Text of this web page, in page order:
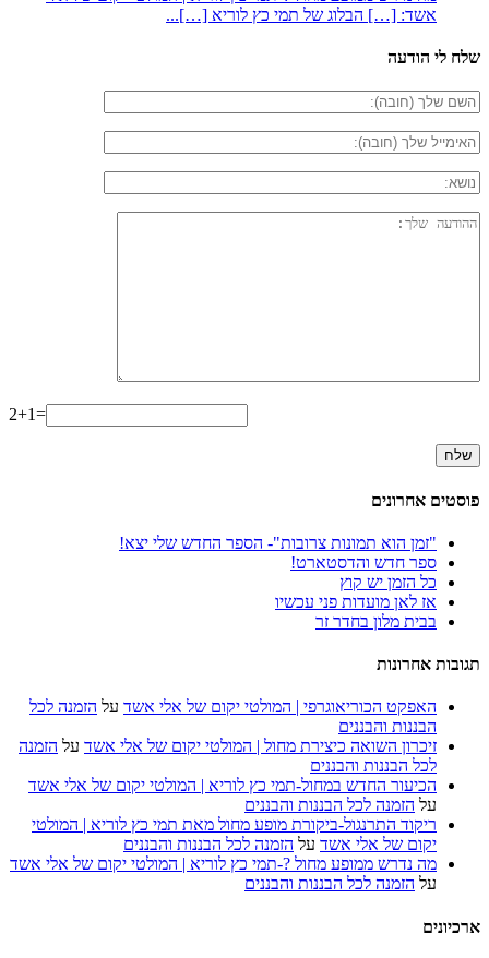
אשד: […] הבלוג של תמי כץ לוריא […]...
שלח לי הודעה
2+1=
פוסטים אחרונים
"זמן הוא תמונות צרובות"- הספר החדש שלי יצא!
ספר חדש והדסטארט!
כל הזמן יש קוץ
אז לאן מועדות פני עכשיו
בבית מלון בחדר זר
תגובות אחרונות
האפקט הכוריאוגרפי | המולטי יקום של אלי אשד על הזמנה לכל
הבננות והבננים
זיכרון השואה כיצירת מחול | המולטי יקום של אלי אשד על הזמנה
לכל הבננות והבננים
הכיעור החדש במחול-תמי כץ לוריא | המולטי יקום של אלי אשד
על הזמנה לכל הבננות והבננים
ריקוד התרנגול-ביקורת מופע מחול מאת תמי כץ לוריא | המולטי
יקום של אלי אשד על הזמנה לכל הבננות והבננים
מה נדרש ממופע מחול ?-תמי כץ לוריא | המולטי יקום של אלי אשד
על הזמנה לכל הבננות והבננים
ארכיונים